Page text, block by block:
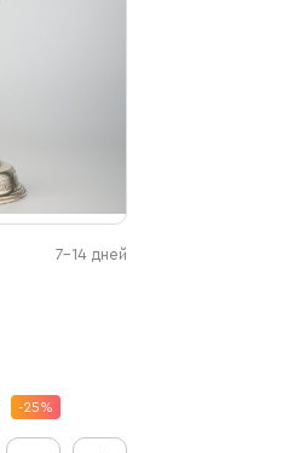
7-14 дней
-25%